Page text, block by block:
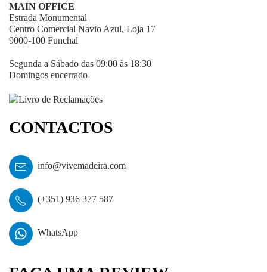
MAIN OFFICE
Estrada Monumental
Centro Comercial Navio Azul, Loja 17
9000-100 Funchal
Segunda a Sábado das 09:00 às 18:30
Domingos encerrado
CONTACTOS
info@vivemadeira.com
(+351) 936 377 587
WhatsApp